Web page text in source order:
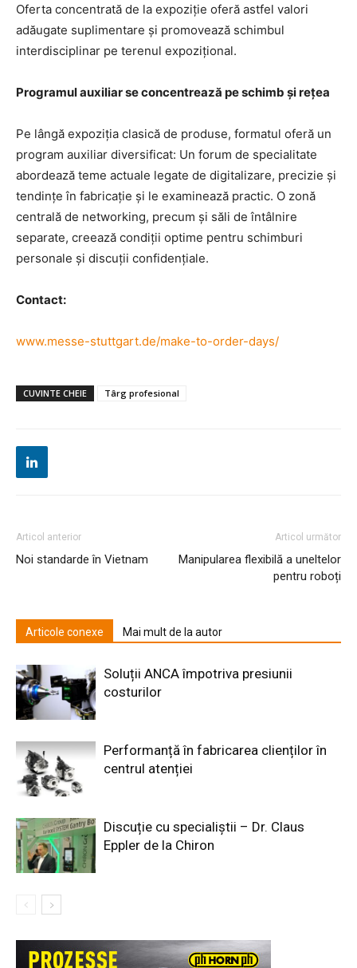
Oferta concentrată de la expoziție oferă astfel valori
adăugate suplimentare și promovează schimbul
interdisciplinar pe terenul expozițional.
Programul auxiliar se concentrează pe schimb și rețea
Pe lângă expoziția clasică de produse, formatul oferă un
program auxiliar diversificat: Un forum de specialitate
abordează teme actuale legate de digitalizare, precizie și
tendințe în fabricație și le examinează practic. O zonă
centrală de networking, precum și săli de întâlnire
separate, creează condiții optime pentru schimburi
personale și discuții confidențiale.
Contact:
www.messe-stuttgart.de/make-to-order-days/
CUVINTE CHEIE Târg profesional
Articol anterior
Noi standarde în Vietnam
Articol următor
Manipularea flexibilă a uneltelor
pentru roboți
Articole conexe Mai mult de la autor
Soluții ANCA împotriva presiunii
costurilor
Performanță în fabricarea clienților în
centrul atenției
Discuție cu specialiștii – Dr. Claus
Eppler de la Chiron